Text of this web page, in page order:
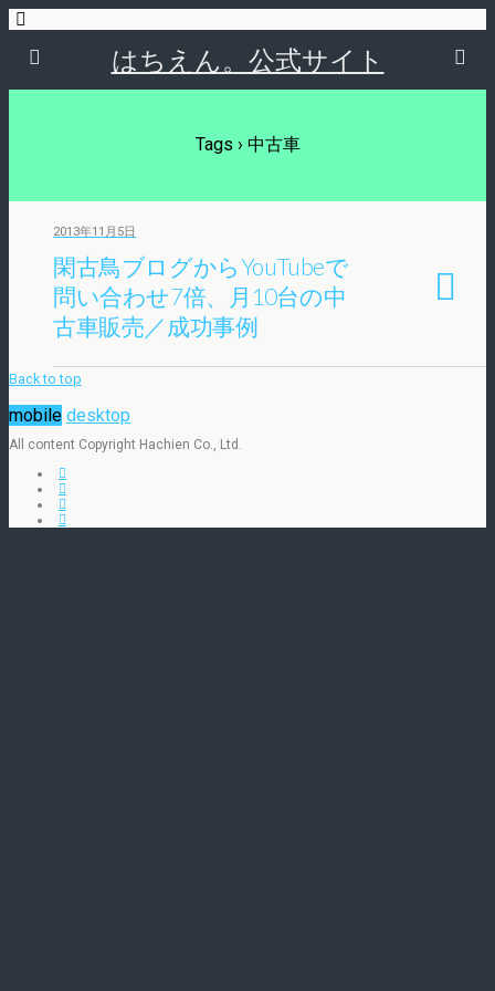
はちえん。公式サイト
Tags › 中古車
2013年11月5日
閑古鳥ブログからYouTubeで
問い合わせ7倍、月10台の中
古車販売／成功事例
Back to top
mobile desktop
All content Copyright Hachien Co., Ltd.